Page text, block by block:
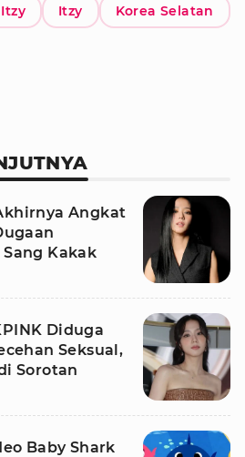
Itzy Korea Selatan
Angkat
Kakak
Diduga
Seksual,
Sorotan
Baby Shark